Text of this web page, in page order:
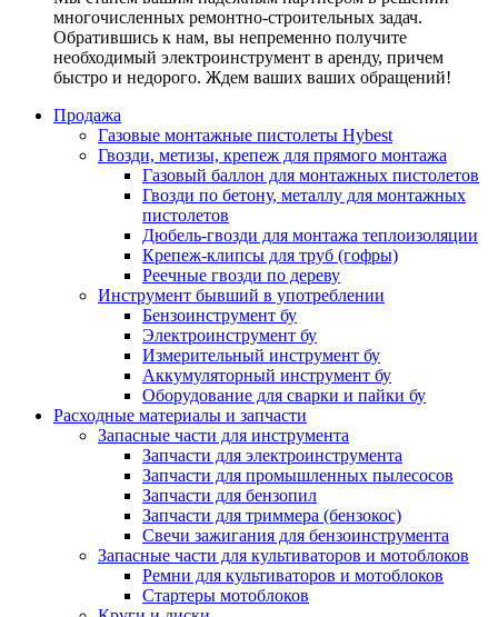
многочисленных ремонтно-строительных задач.
Обратившись к нам, вы непременно получите
необходимый электроинструмент в аренду, причем
быстро и недорого. Ждем ваших ваших обращений!
Продажа
Газовые монтажные пистолеты Hybest
Гвозди, метизы, крепеж для прямого монтажа
Газовый баллон для монтажных пистолетов
Гвозди по бетону, металлу для монтажных
пистолетов
Дюбель-гвозди для монтажа теплоизоляции
Крепеж-клипсы для труб (гофры)
Реечные гвозди по дереву
Инструмент бывший в употреблении
Бензоинструмент бу
Электроинструмент бу
Измерительный инструмент бу
Аккумуляторный инструмент бу
Оборудование для сварки и пайки бу
Расходные материалы и запчасти
Запасные части для инструмента
Запчасти для электроинструмента
Запчасти для промышленных пылесосов
Запчасти для бензопил
Запчасти для триммера (бензокос)
Свечи зажигания для бензоинструмента
Запасные части для культиваторов и мотоблоков
Ремни для культиваторов и мотоблоков
Стартеры мотоблоков